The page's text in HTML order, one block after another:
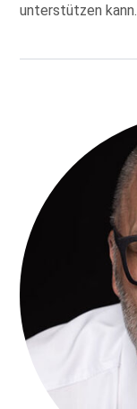
unterstützen kann.